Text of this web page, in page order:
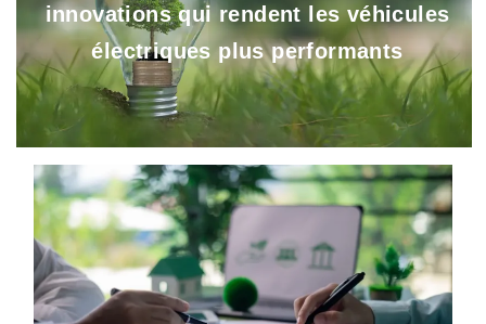
innovations qui rendent les véhicules
électriques plus performants